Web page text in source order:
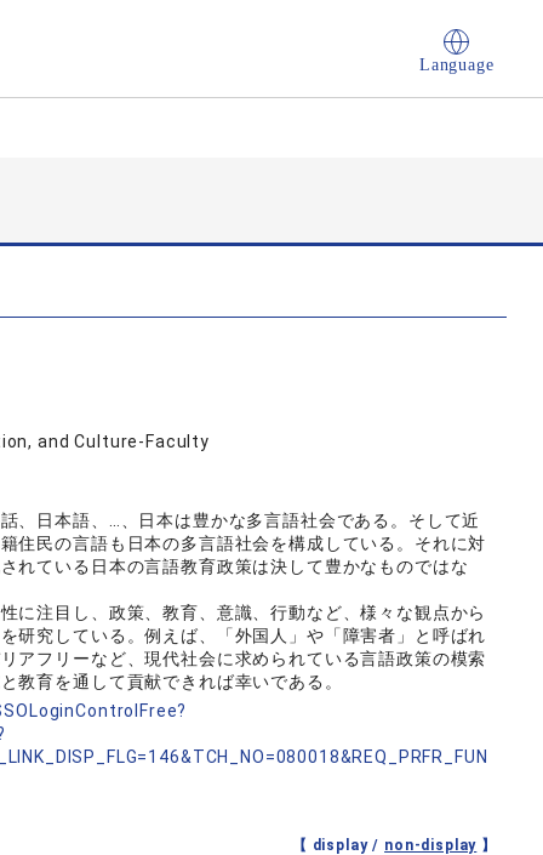
Language
and Culture-Faculty
、日本語、…、日本は豊かな多言語社会である。そして近
住民の言語も日本の多言語社会を構成している。それに対
れている日本の言語教育政策は決して豊かなものではな
に注目し、政策、教育、意識、行動など、様々な観点から
研究している。例えば、「外国人」や「障害者」と呼ばれ
アフリーなど、現代社会に求められている言語政策の模索
教育を通して貢献できれば幸いである。
【 display / non-display 】